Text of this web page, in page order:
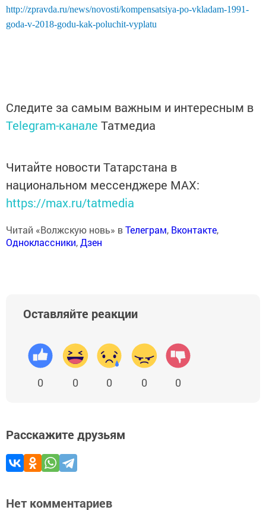
http://zpravda.ru/news/novosti/kompensatsiya-po-vkladam-1991-
goda-v-2018-godu-kak-poluchit-vyplatu
Следите за самым важным и интересным в
Telegram-канале Татмедиа
Читайте новости Татарстана в
национальном мессенджере MАХ:
https://max.ru/tatmedia
Читай «Волжскую новь» вТелеграм, Вконтакте,
Одноклассники,Дзен
Оставляйте реакции
0 0 0 0 0
Расскажите друзьям
Нет комментариев